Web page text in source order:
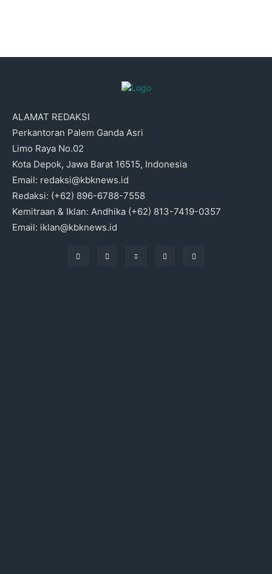
ALAMAT REDAKSI
Perkantoran Palem Ganda Asri
Limo Raya No.02
Kota Depok, Jawa Barat 16515, Indonesia
Email: redaksi@kbknews.id
Redaksi: (+62) 896-6788-7558
Kemitraan & Iklan: Andhika (+62) 813-7419-0357
Email: iklan@kbknews.id